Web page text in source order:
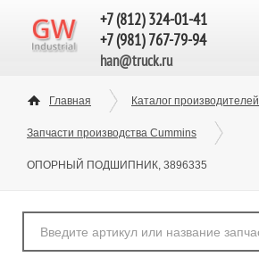
+7 (812) 324-01-41
+7 (981) 767-79-94
han@truck.ru
Главная Каталог производителей
Запчасти производства Cummins
ОПОРНЫЙ ПОДШИПНИК, 3896335